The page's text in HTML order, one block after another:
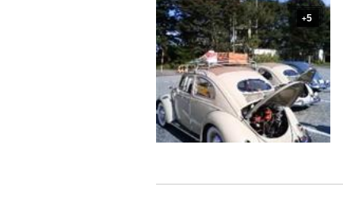
+5